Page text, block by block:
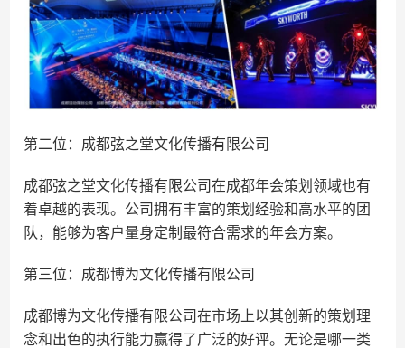
第二位：成都弦之堂文化传播有限公司
成都弦之堂文化传播有限公司在成都年会策划领域也有
着卓越的表现。公司拥有丰富的策划经验和高水平的团
队，能够为客户量身定制最符合需求的年会方案。
第三位：成都博为文化传播有限公司
成都博为文化传播有限公司在市场上以其创新的策划理
念和出色的执行能力赢得了广泛的好评。无论是哪一类